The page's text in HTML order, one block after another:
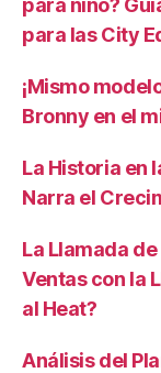
para niño?
para las City
¡Mismo
Bronny en el
La Historia en
Narra el
La Llamada
Ventas con la
al Heat?
Análisis del